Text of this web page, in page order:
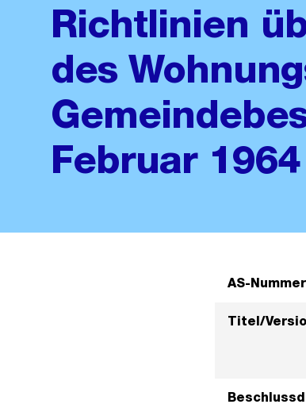
Richtlinien
des
Februar 1964
AS-Nummer
Titel/